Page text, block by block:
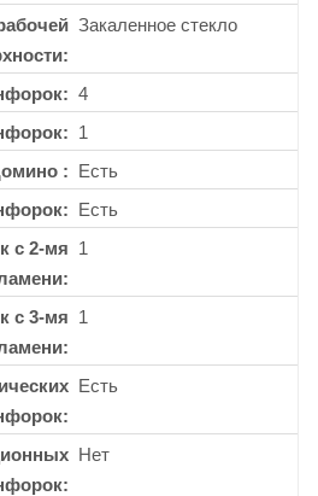
Закаленное стекло
4
1
Есть
Есть
с 2-мя 1
с 3-мя 1
Есть
Нет